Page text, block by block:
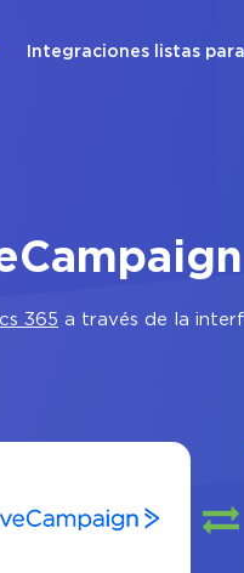
Integraciones listas
365 a través de la